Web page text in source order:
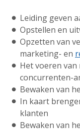
Leiding geven
Opstellen en
Opzetten van
marketing- en
Het voeren
concurrenten-
Bewaken van
In kaart
klanten
Bewaken van